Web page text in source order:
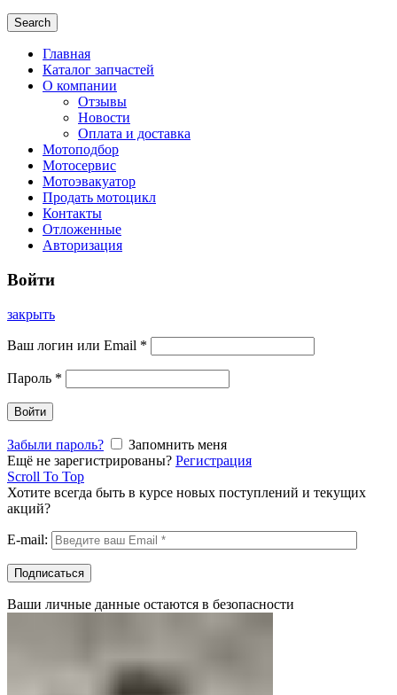
Search
Главная
Каталог запчастей
О компании
Отзывы
Новости
Оплата и доставка
Мотоподбор
Мотосервис
Мотоэвакуатор
Продать мотоцикл
Контакты
Отложенные
Авторизация
Войти
закрыть
Ваш логин или Email *
Пароль *
Войти
Забыли пароль?
Запомнить меня
Ещё не зарегистрированы? Регистрация
Scroll To Top
Хотите всегда быть в курсе новых поступлений и текущих
акций?
E-mail:
Ваши личные данные остаются в безопасности